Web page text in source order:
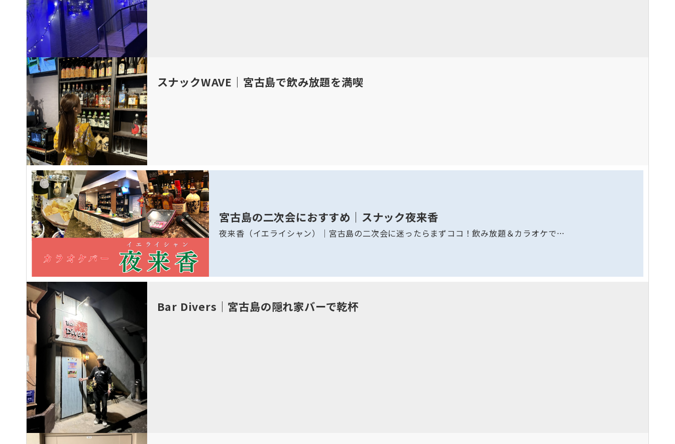
スナックWAVE｜宮古島で飲み放題を満喫
Bar Divers｜宮古島の隠れ家バーで乾杯
宮古島の二次会におすすめ｜スナック夜来香
夜来香（イエライシャン）｜宮古島の二次会に迷ったらまずココ！飲み放題＆カラオケで…